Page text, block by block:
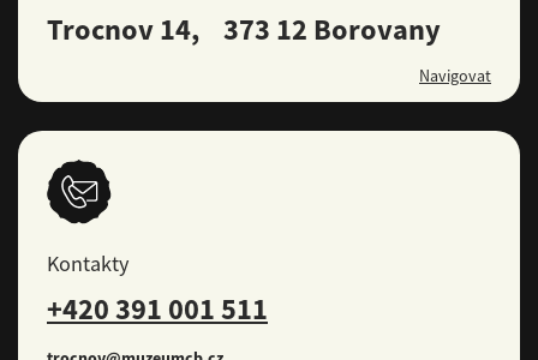
Trocnov 14, 373 12 Borovany
Navigovat
Kontakty
+420 391 001 511